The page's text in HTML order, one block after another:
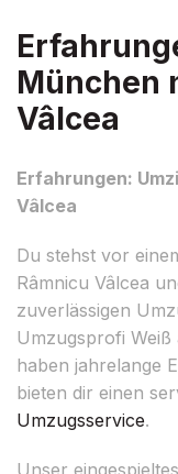
München
Vâlcea
Erfahrungen:
Vâlcea
Du stehst vor
Râmnicu Vâlcea
zuverlässigen
Umzugsprofi
haben jahrelange
bieten dir einen
Umzugsservice.
Unser